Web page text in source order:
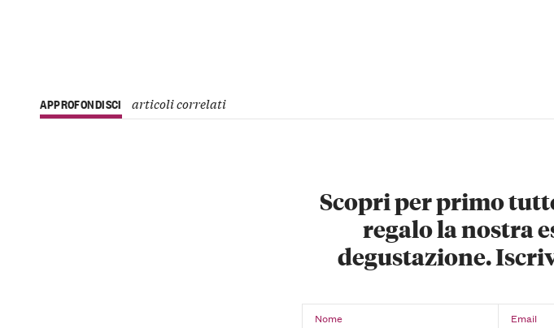
APPROFONDISCI articoli correlati
Scopri per primo
regalo la nostra
degustazione.
Nome Email